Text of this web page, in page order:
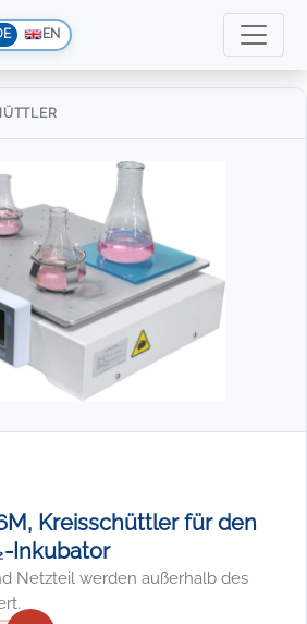
EN
Kreisschüttler für den
Inkubator
Netzteil werden außerhalb des